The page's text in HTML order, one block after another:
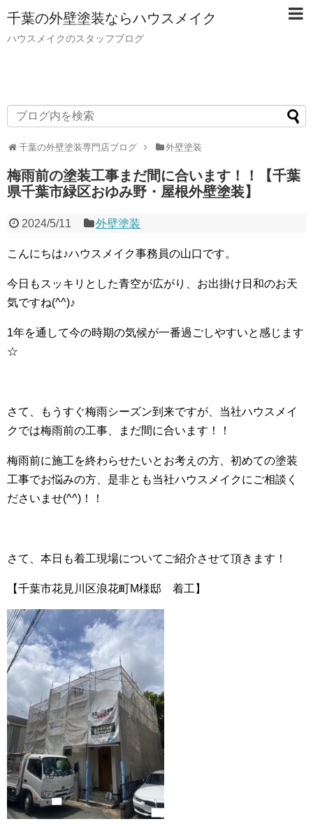
千葉の外壁塗装ならハウスメイク
ハウスメイクのスタッフブログ
千葉の外壁塗装専門店ブログ 外壁塗装
梅雨前の塗装工事まだ間に合います！！【千葉
県千葉市緑区おゆみ野・屋根外壁塗装】
2024/5/11 外壁塗装
こんにちは♪ハウスメイク事務員の山口です。
今日もスッキリとした青空が広がり、お出掛け日和のお天
気ですね(^^)♪
1年を通して今の時期の気候が一番過ごしやすいと感じます
☆
さて、もうすぐ梅雨シーズン到来ですが、当社ハウスメイ
クでは梅雨前の工事、まだ間に合います！！
梅雨前に施工を終わらせたいとお考えの方、初めての塗装
工事でお悩みの方、是非とも当社ハウスメイクにご相談く
ださいませ(^^)！！
さて、本日も着工現場についてご紹介させて頂きます！
【千葉市花見川区浪花町M様邸 着工】